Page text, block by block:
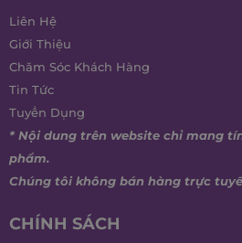
Liên Hệ
Giới Thiệu
Chăm Sóc Khách Hàng
Tin Tức
Tuyển Dụng
* Nội dung trên website chỉ mang
phẩm.
Chúng tôi không bán hàng trực
CHÍNH SÁCH